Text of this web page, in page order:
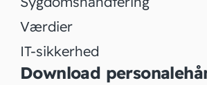
Værdier
IT-sikkerhed
Download